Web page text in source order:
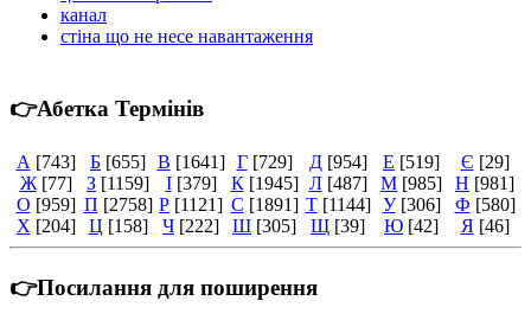
канал
стіна що не несе навантаження
👉Абетка Термінів
А [743] Б [655] В [1641] Г [729] Д [954] Е [519] Є [29]
Ж [77] З [1159] І [379] К [1945] Л [487] М [985] Н [981]
О [959] П [2758] Р [1121] С [1891] Т [1144] У [306] Ф [580]
Х [204] Ц [158] Ч [222] Ш [305] Щ [39] Ю [42] Я [46]
👉Посилання для поширення